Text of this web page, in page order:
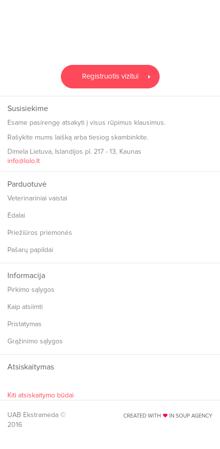
Registruotis vizitui
Susisiekime
Esame pasirengę atsakyti į visus rūpimus klausimus.
Rašykite mums laišką arba tiesiog skambinkite.
Dimela Lietuva, Islandijos pl. 217 - 13, Kaunas
info@lolo.lt
Parduotuvė
Veterinariniai vaistai
Ėdalai
Priežiūros priemonės
Pašarų papildai
Informacija
Pirkimo sąlygos
Kaip atsiimti
Pristatymas
Grąžinimo sąlygos
Atsiskaitymas
Kiti atsiskaitymo būdai
UAB Ekstrameda ©
2016